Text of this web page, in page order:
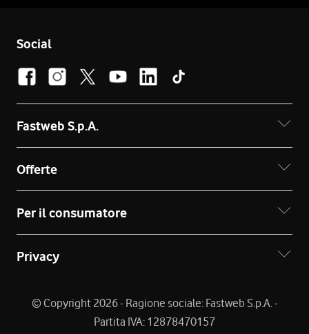
Social
Fastweb S.p.A.
Offerte
Per il consumatore
Privacy
© Copyright 2026 - Ragione sociale: Fastweb S.p.A. -
Partita IVA: 12878470157